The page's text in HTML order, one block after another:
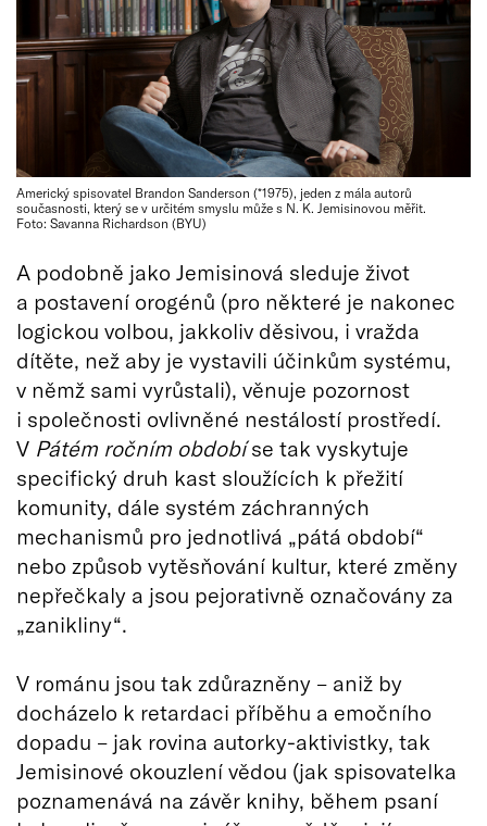
Americký spisovatel Brandon Sanderson (*1975), jeden z mála autorů
současnosti, který se v určitém smyslu může s N. K. Jemisinovou měřit.
Foto: Savanna Richardson (BYU)
A podobně jako Jemisinová sleduje život
a postavení orogénů (pro některé je nakonec
logickou volbou, jakkoliv děsivou, i vražda
dítěte, než aby je vystavili účinkům systému,
v němž sami vyrůstali), věnuje pozornost
i společnosti ovlivněné nestálostí prostředí.
V Pátém ročním obdobíse tak vyskytuje
specifický druh kast sloužících k přežití
komunity, dále systém záchranných
mechanismů pro jednotlivá „pátá období“
nebo způsob vytěsňování kultur, které změny
nepřečkaly a jsou pejorativně označovány za
„zanikliny“.
V románu jsou tak zdůrazněny – aniž by
docházelo k retardaci příběhu a emočního
dopadu – jak rovina autorky-aktivistky, tak
Jemisinové okouzlení vědou (jak spisovatelka
poznamenává na závěr knihy, během psaní